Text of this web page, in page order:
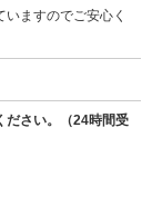
ますのでご安心く
ださい。（24時間受